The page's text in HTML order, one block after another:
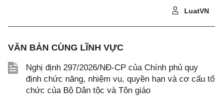
LuatVN
VĂN BẢN CÙNG LĨNH VỰC
Nghị định 297/2026/NĐ-CP của Chính phủ quy
định chức năng, nhiệm vụ, quyền hạn và cơ cấu tổ
chức của Bộ Dân tộc và Tôn giáo